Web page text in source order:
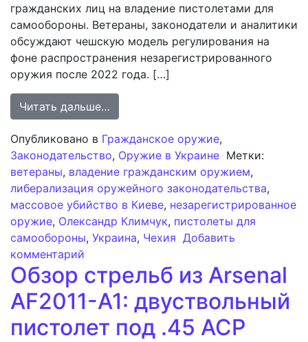
гражданских лиц на владение пистолетами для
самообороны. Ветераны, законодатели и аналитики
обсуждают чешскую модель регулирования на
фоне распространения незарегистрированного
оружия после 2022 года. […]
Читать дальше…
Опубликовано в Гражданское оружие,
Законодательство, Оружие в Украине Метки:
ветераны, владение гражданским оружием,
либерализация оружейного законодательства,
массовое убийство в Киеве, незарегистрированное
оружие, Олександр Климчук, пистолеты для
самообороны, Украина, Чехия Добавить
комментарий
Обзор стрельб из Arsenal
AF2011-A1: двуствольный
пистолет под .45 ACP